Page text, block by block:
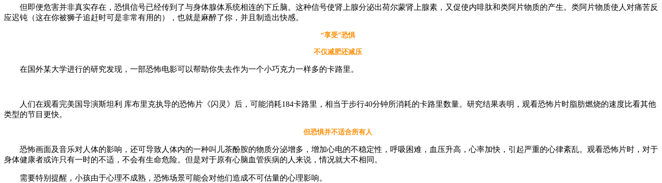
但即便危害并非真实存在，恐惧信号已经传到了与身体腺体系统相连的下丘脑。这种信号使肾上腺分泌出荷尔蒙肾上腺素，又促使内啡肽和类阿片物质的产生。类阿片物质使人对痛苦反
应迟钝（这在你被狮子追赶时可是非常有用的），也就是麻醉了你，并且制造出快感。
“享受”恐惧
不仅减肥还减压
在国外某大学进行的研究发现，一部恐怖电影可以帮助你失去作为一个小巧克力一样多的卡路里。
人们在观看完美国导演斯坦利 库布里克执导的恐怖片《闪灵》后，可能消耗184卡路里，相当于步行40分钟所消耗的卡路里数量。研究结果表明，观看恐怖片时脂肪燃烧的速度比看其他
类型的节目更快。
但恐惧并不适合所有人
恐怖画面及音乐对人体的影响，还可导致人体内的一种叫儿茶酚胺的物质分泌增多，增加心电的不稳定性，呼吸困难，血压升高，心率加快，引起严重的心律紊乱。观看恐怖片时，对于
身体健康者或许只有一时的不适，不会有生命危险。但是对于原有心脑血管疾病的人来说，情况就大不相同。
需要特别提醒，小孩由于心理不成熟，恐怖场景可能会对他们造成不可估量的心理影响。